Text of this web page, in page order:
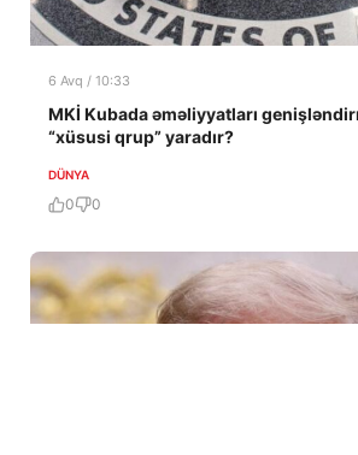
6 Avq / 10:33
MKİ Kubada əməliyyatları
“xüsusi qrup” yaradır?
DÜNYA
0 0